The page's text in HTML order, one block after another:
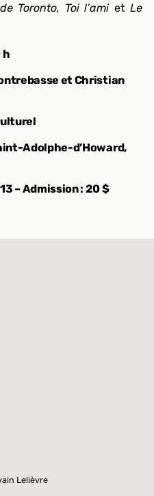
Toronto, Toi l’amiet Le
h
et Christian
Adolphe-d’Howard,
– Admission : 20 $
Lelièvre